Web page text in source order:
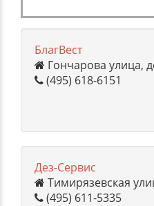
БлагВест
Гончарова улица,
(495) 618-6151
Дез-Сервис
Тимирязевская
(495) 611-5335